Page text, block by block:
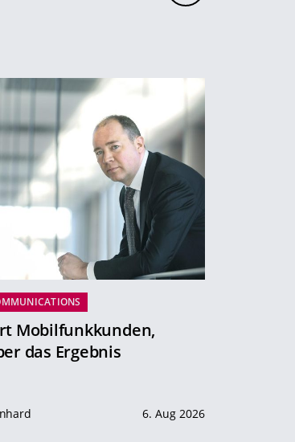
Mobilfunkkunden,
das Ergebnis
6. Aug 2026